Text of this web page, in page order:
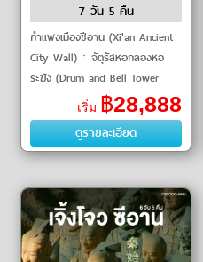
7 วัน 5 คืน
กำแพงเมืองซีอาน (Xi'an Ancient
City Wall)ㆍจัตุรัสหอกลองหอ
ระฆัง (Drum and Bell Tower
Square)ㆍถนนมุสลิม (Muslim
Quarter)ㆍพิพิธภัณฑ์กองทัพ
ทหารดินเผาจิ๋
เริ่ม ฿28,888
ดูรายละเอียด